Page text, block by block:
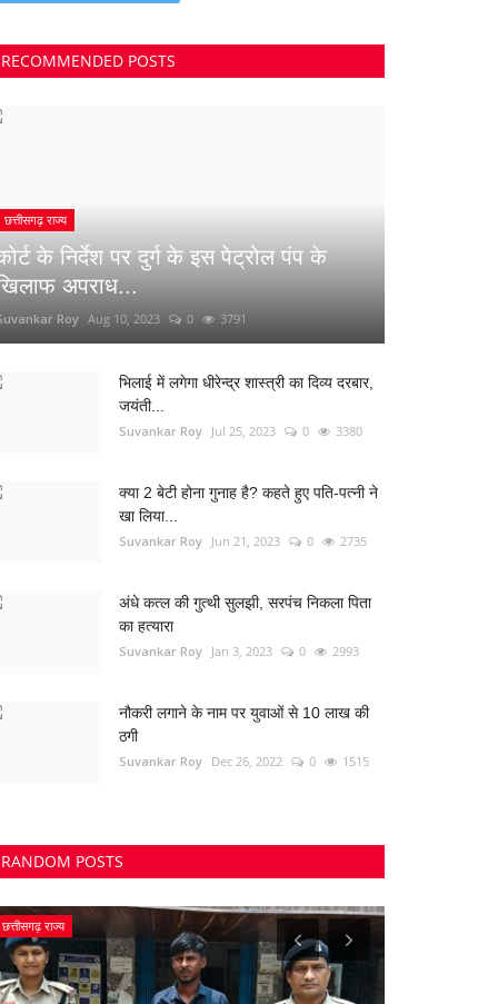
RECOMMENDED POSTS
छत्तीसगढ़ राज्य
के निर्देश पर दुर्ग के इस पेट्रोल पंप के
अपराध...
Roy Aug 10, 2023 0 3791
भिलाई में लगेगा धीरेन्द्र शास्त्री का दिव्य दरबार,
जयंती...
Suvankar Roy Jul 25, 2023 0 3380
क्या 2 बेटी होना गुनाह है? कहते हुए पति-पत्नी ने
खा लिया...
Suvankar Roy Jun 21, 2023 0 2735
अंधे कत्ल की गुत्थी सुलझी, सरपंच निकला पिता
का हत्यारा
Suvankar Roy Jan 3, 2023 0 2993
नौकरी लगाने के नाम पर युवाओं से 10 लाख की
ठगी
Suvankar Roy Dec 26, 2022 0 1515
RANDOM POSTS
भिलाई